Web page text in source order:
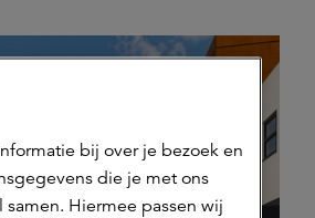
bij over je bezoek en
die je met ons
Hiermee passen wij